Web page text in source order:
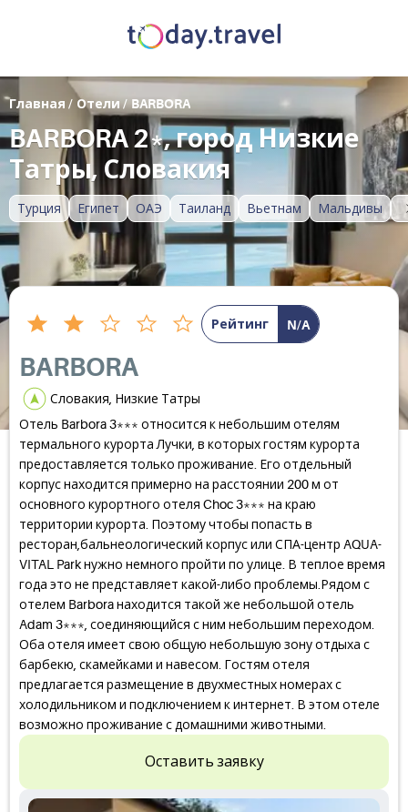
Турция Египет ОАЭ Таиланд Вьетнам Мальдивы
Главная / Отели/ BARBORA
BARBORA 2*, город Низкие
Татры, Словакия
Рейтинг N/A
BARBORA
Словакия, Низкие Татры
Отель Barbora 3*** относится к небольшим отелям
термального курорта Лучки, в которых гостям курорта
предоставляется только проживание. Его отдельный
корпус находится примерно на расстоянии 200 м от
основного курортного отеля Choc 3*** на краю
территории курорта. Поэтому чтобы попасть в
ресторан,бальнеологический корпус или СПА-центр AQUA-
VITAL Park нужно немного пройти по улице. В теплое время
года это не представляет какой-либо проблемы.Рядом с
отелем Barbora находится такой же небольшой отель
Adam 3***, соединяющийся с ним небольшим переходом.
Оба отеля имеет свою общую небольшую зону отдыха с
барбекю, скамейками и навесом. Гостям отеля
предлагается размещение в двухместных номерах с
холодильником и подключением к интернет. В этом отеле
возможно проживание с домашними животными.
Оставить заявку